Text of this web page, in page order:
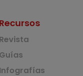
Recursos
Revista
Guías
Infografías